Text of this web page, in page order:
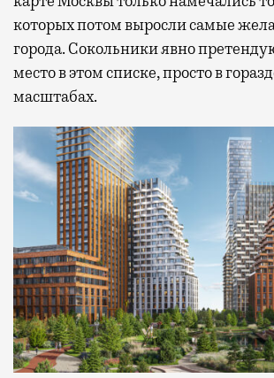
которых потом выросли самые
города. Сокольники явно
место в этом списке, просто в
масштабах.